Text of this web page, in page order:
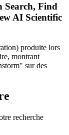
Search, Find
AI Scientific
produite lors
montrant
sur des
recherche